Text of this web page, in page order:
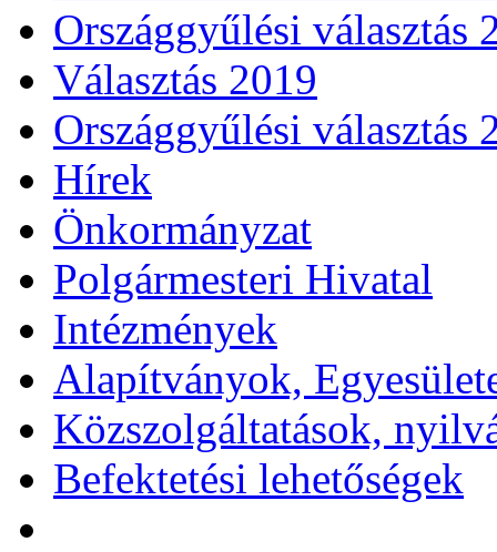
Országgyűlési választás
Választás 2019
Országgyűlési választás
Hírek
Önkormányzat
Polgármesteri Hivatal
Intézmények
Alapítványok,
Közszolgáltatások,
Befektetési lehetőségek